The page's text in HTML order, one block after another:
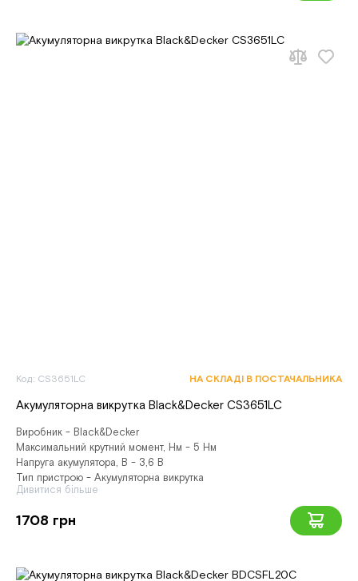
Код: CS3651LC НА СКЛАДІ В ПОСТАЧАЛЬНИКА
Акумуляторна викрутка Black&Decker CS3651LC
Виробник - Black&Decker
Максимальний крутний момент, Нм - 5 Нм
Напруга акумулятора, В - 3,6 В
Тип пристрою - Акумуляторна викрутка
Дивитися більше
1708 грн